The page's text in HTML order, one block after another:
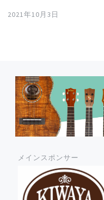
2021年10月3日
メインスポンサー